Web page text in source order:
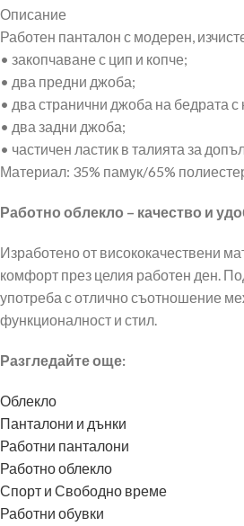
Описание
Работен панталон с модерен,
• закопчаване с цип и копче;
• два предни джоба;
• два странични джоба на бедрата с
• два задни джоба;
• частичен ластик в талията за
Материал: 35% памук/65%
Работно облекло – качество и
Изработено от висококачествени
комфорт през целия работен ден.
употреба с отлично съотношение
функционалност и стил.
Разгледайте още:
Облекло
Панталони и дънки
Работни панталони
Работно облекло
Спорт и Свободно време
Работни обувки